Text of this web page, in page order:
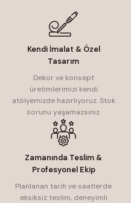
Kendi İmalat & Özel
Tasarım
Dekor ve konsept
üretimlerimizi kendi
atölyemizde hazırlıyoruz. Stok
sorunu yaşamazsınız.
Zamanında Teslim &
Profesyonel Ekip
Planlanan tarih ve saatlerde
eksiksiz teslim, deneyimli